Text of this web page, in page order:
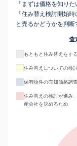
「まずは価格を知りた
「住み替え検討開始時
と売るかどうかを判断
査
もともと住み替えをす
住み替えについての検
保有物件の売却価格調
住み替えの検討が進み
産会社を決めるため